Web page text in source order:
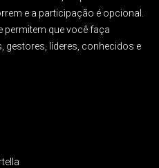
e a participação é opcional.
permitem que você faça
gestores, líderes, conhecidos e